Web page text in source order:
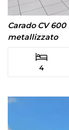
Carado CV
metallizzato
4